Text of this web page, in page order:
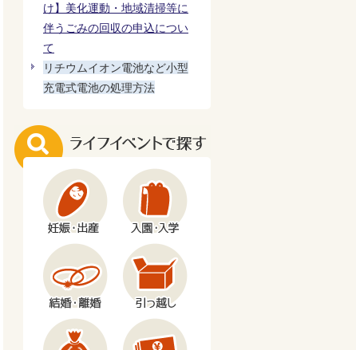
け】美化運動・地域清掃等に
伴うごみの回収の申込につい
て
リチウムイオン電池など小型
充電式電池の処理方法